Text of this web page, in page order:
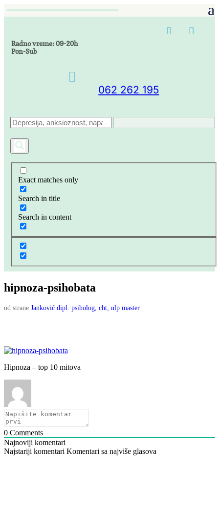
Radno vreme: 09-20h
Pon-Sub

062 262 195
Exact matches only
Search in title
Search in content
hipnoza-psihobata
od strane Janković dipl. psiholog, cht, nlp master
Hipnoza – top 10 mitova
0 Comments
Najnoviji komentari
Najstariji komentari Komentari sa najviše glasova